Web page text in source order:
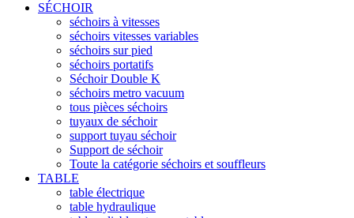
SÉCHOIR
séchoirs à vitesses
séchoirs vitesses variables
séchoirs sur pied
séchoirs portatifs
Séchoir Double K
séchoirs metro vacuum
tous pièces séchoirs
tuyaux de séchoir
support tuyau séchoir
Support de séchoir
Toute la catégorie séchoirs et souffleurs
TABLE
table électrique
table hydraulique